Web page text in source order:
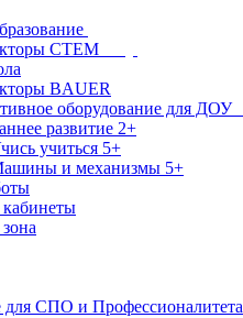
СТЕМ
BAUER
оборудование для ДОУ
развитие 2+
учиться 5+
и механизмы 5+
для СПО и Профессионалитета